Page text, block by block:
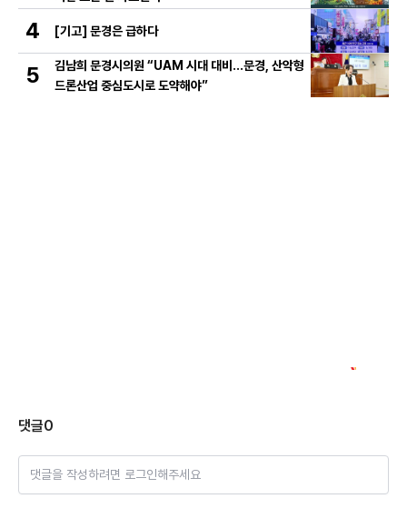
4 [기고] 문경은 급하다
5
김남희 문경시의원 “UAM 시대 대비…문경, 산악형
드론산업 중심도시로 도약해야”
댓글0
댓글을 작성하려면 로그인해주세요